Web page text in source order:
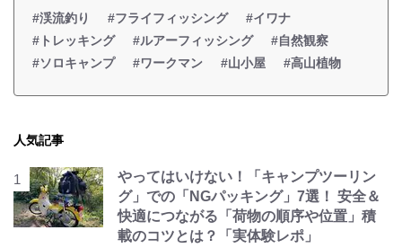
#渓流釣り #フライフィッシング
#イワナ
#トレッキング
#ルアーフィッシング
#自然観察
#ソロキャンプ
#ワークマン #山小屋 #高山植物
人気記事
やってはいけない！「キャンプツーリン
グ」での「NGパッキング」7選！ 安全＆
快適につながる「荷物の順序や位置」積
載のコツとは？「実体験レポ」